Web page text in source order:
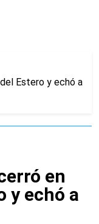
Estero y echó a
en
y echó a